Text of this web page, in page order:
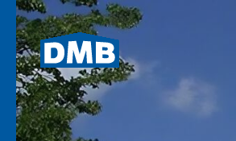
Zum Inhalt springen